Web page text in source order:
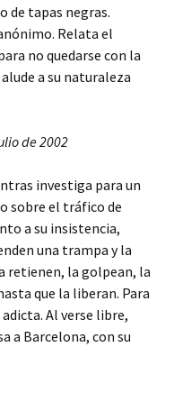
de tapas negras.
Relata el
no quedarse con la
a su naturaleza
de 2002
investiga para un
sobre el tráfico de
a su insistencia,
una trampa y la
retienen, la golpean, la
que la liberan. Para
Al verse libre,
a Barcelona, con su